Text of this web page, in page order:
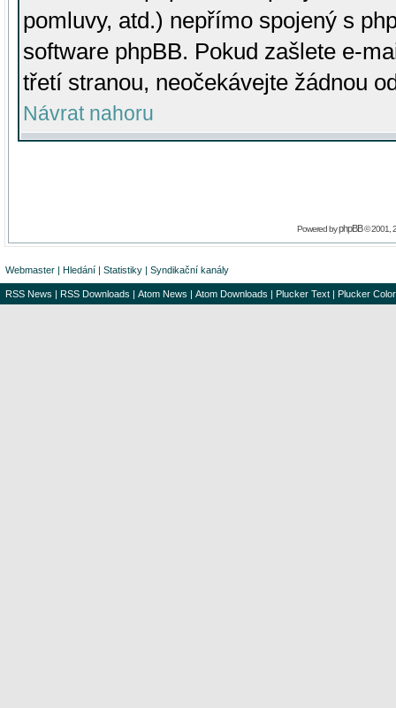
pomluvy, atd.) nepřímo spojený s
software phpBB. Pokud zašlete e-
třetí stranou, neočekávejte žádnou
Návrat nahoru
Powered byphpBB© 2001,
Webmaster | Hledání | Statistiky | Syndikační kanály
RSS News | RSS Downloads | Atom News | Atom Downloads | Plucker Text | Plucker Color